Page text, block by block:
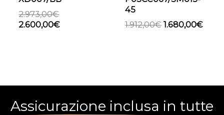
2.973,00€
2.600,00€
45
1.912,00€ 1.680,00€
Assicurazione inclusa in tutte